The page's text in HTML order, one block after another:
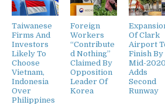
Taiwanese
Firms And
Investors
Likely To
Choose
Vietnam,
Indonesia
Over
Philippines
Foreign
Workers
“Contribute
d Nothing”
Claimed By
Opposition
Leader Of
Korea
Of Clark
Airport
Finish By
Mid-
Adds
Second
Runway